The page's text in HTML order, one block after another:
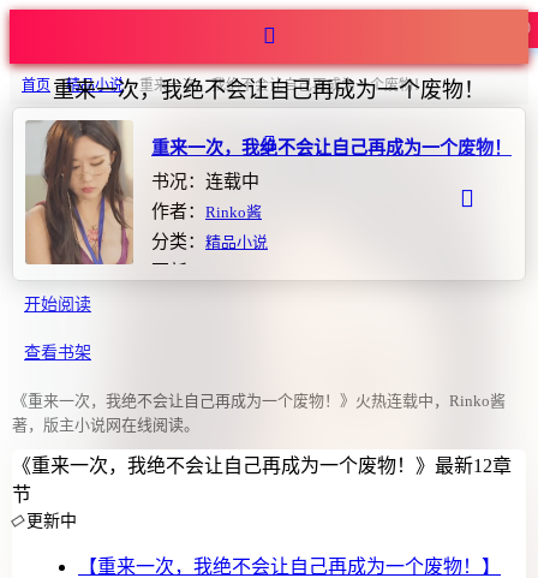
重来一次，我绝不会让自己再成为一个废物！
首页 >精品小说>重来一次，我绝不会让自己再成为一个废物！
重来一次，我绝不会让自己再成为一个废物！
书况：连载中
作者： Rinko酱
分类： 精品小说
热度780
开始阅读
查看书架
《重来一次，我绝不会让自己再成为一个废物！》火热连载中，Rinko酱
著，版主小说网在线阅读。
《重来一次，我绝不会让自己再成为一个废物！》最新12章
节
更新中
【重来一次，我绝不会让自己再成为一个废物！】